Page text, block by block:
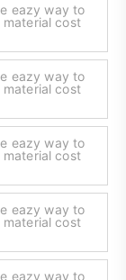
eazy way to
cost
eazy way to
cost
eazy way to
cost
eazy way to
cost
eazy way to